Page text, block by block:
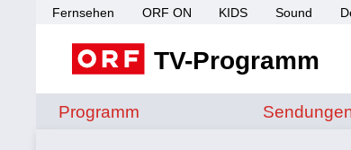
Fernsehen ORF ON KIDS Sound
TV-Programm
Programm